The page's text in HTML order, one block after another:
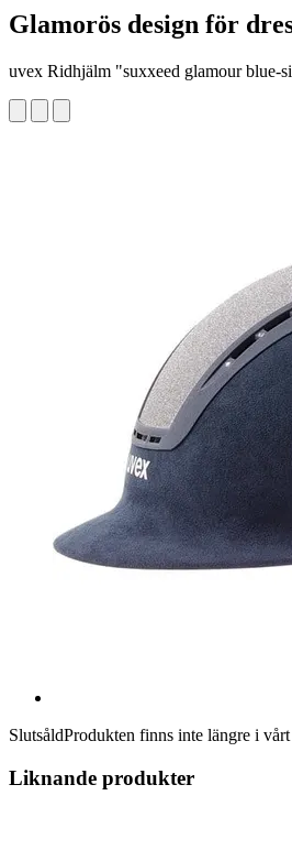
Glamorös design för
uvex Ridhjälm "suxxeed glamour blue-
SlutsåldProdukten finns inte längre i
Liknande produkter